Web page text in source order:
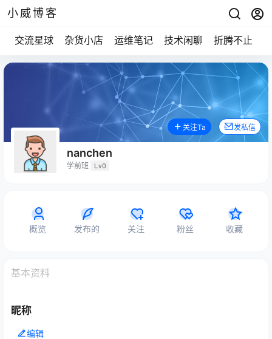
小威博客
交流星球 杂货小店 运维笔记 技术闲聊 折腾不止
nanchen
学前班 Lv0
关注Ta 发私信
概览 发布的 关注 粉丝 收藏
基本资料
昵称
编辑